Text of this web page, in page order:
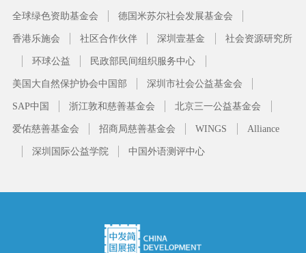
全球绿色资助基金会 德国米苏尔社会发展基金会
香港乐施会 社区合作伙伴 深圳壹基金 社会资源研究所
环球公益 民政部民间组织服务中心
美国大自然保护协会中国部 深圳市社会公益基金会
SAP中国 浙江敦和慈善基金会 北京三一公益基金会
爱佑慈善基金会 招商局慈善基金会 WINGS Alliance
深圳国际公益学院 中国外语测评中心